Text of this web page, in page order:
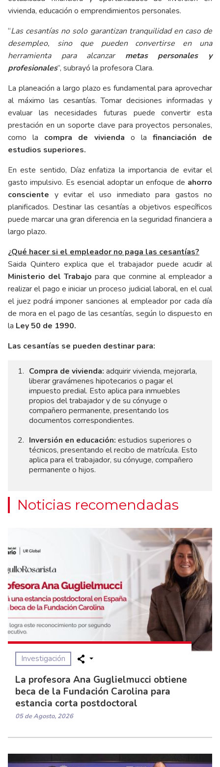
vivienda, educación o emprendimientos personales.
“Las cesantías no solo garantizan tranquilidad en caso de
desempleo, sino que pueden convertirse en una
herramienta para alcanzar metas personales y
profesionales”, subrayó la profesora Clara.
La planeación a largo plazo es fundamental para aprovechar
al máximo las cesantías. Tomar decisiones informadas y
evaluar las necesidades futuras puede convertir esta
prestación en un soporte clave para proyectos personales,
como la compra de vivienda o la financiación de
estudios superiores.
En este sentido, Díaz enfatiza la importancia de evitar el
gasto impulsivo. Es esencial adoptar un enfoque de ahorro
consciente y evitar el uso inmediato para gastos no
planificados. Destinar las cesantías a objetivos específicos
puede marcar una gran diferencia en la seguridad financiera a
largo plazo.
¿Qué hacer si el empleador no paga las cesantías?
Saida Quintero explica que el trabajador puede acudir al
Ministerio del Trabajo para que conmine al empleador a
realizar el pago e iniciar un proceso judicial laboral, en el cual
el juez podrá imponer sanciones al empleador por cada día
de mora en el pago de las cesantías, según lo dispuesto en
la Ley 50 de 1990.
Las cesantías se pueden destinar para:
Compra de vivienda:adquirir vivienda, mejorarla,
liberar gravámenes hipotecarios o pagar el
impuesto predial. Esto aplica para inmuebles
propios del trabajador y de su cónyuge o
compañero permanente, presentando los
documentos correspondientes.
Inversión en educación: estudios superiores o
técnicos, presentando el recibo de matrícula. Esto
aplica para el trabajador, su cónyuge, compañero
permanente o hijos.
Noticias recomendadas
Investigación
La profesora Ana Guglielmucci obtiene
beca de la Fundación Carolina para
estancia corta postdoctoral
05 de Agosto, 2026